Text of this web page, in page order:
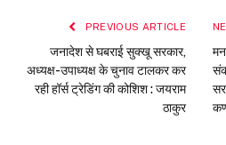
PREVIOUS ARTICLE
जनादेश से घबराई सुक्खू सरकार,
अध्यक्ष-उपाध्यक्ष के चुनाव टालकर कर
रही हॉर्स ट्रेडिंग की कोशिश : जयराम
ठाकुर